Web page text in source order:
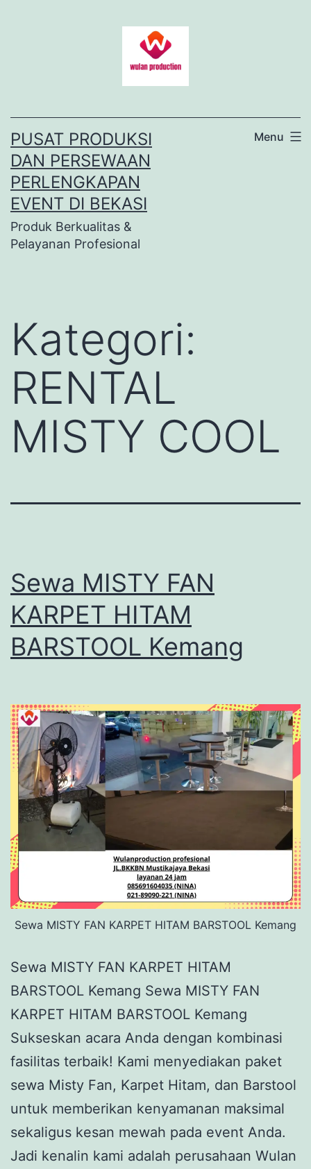
PUSAT PRODUKSI
DAN PERSEWAAN
PERLENGKAPAN
EVENT DI BEKASI
Produk Berkualitas &
Pelayanan Profesional
Menu
Kategori:
RENTAL
MISTY COOL
Sewa MISTY FAN
KARPET HITAM
BARSTOOL Kemang
Sewa MISTY FAN KARPET HITAM BARSTOOL Kemang
Sewa MISTY FAN KARPET HITAM
BARSTOOL Kemang Sewa MISTY FAN
KARPET HITAM BARSTOOL Kemang
Sukseskan acara Anda dengan kombinasi
fasilitas terbaik! Kami menyediakan paket
sewa Misty Fan, Karpet Hitam, dan Barstool
untuk memberikan kenyamanan maksimal
sekaligus kesan mewah pada event Anda.
Jadi kenalin kami adalah perusahaan Wulan